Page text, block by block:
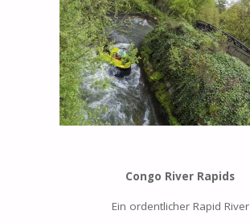
Congo River Rapids
Ein ordentlicher Rapid River